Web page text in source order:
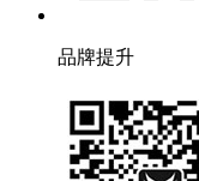
品牌提升